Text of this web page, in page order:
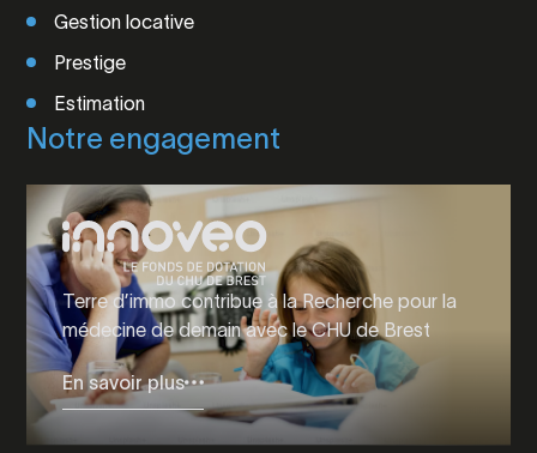
Gestion locative
Prestige
Estimation
Notre engagement
Terre d’immo contribue à la Recherche pour la
médecine de demain avec le CHU de Brest
En savoir plus